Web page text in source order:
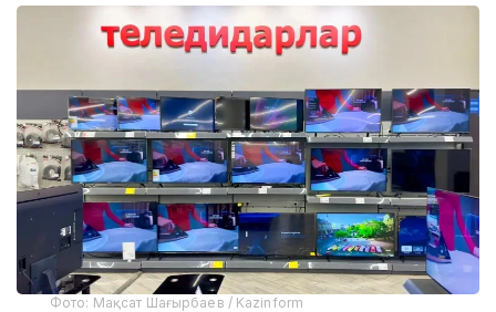
Фото: Мақсат Шағырбаев / Kazinform